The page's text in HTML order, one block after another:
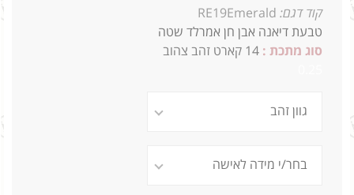
קוד דגם: RE19Emerald
טבעת דיאנה אבן חן אמרלד שטה
סוג מתכת :